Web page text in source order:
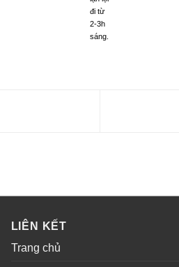
đi từ
2-3h
sáng.
LIÊN KẾT
Trang chủ